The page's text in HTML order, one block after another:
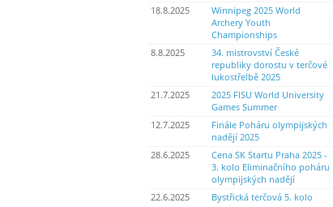
18.8.2025
Winnipeg 2025 World
Archery Youth
Championships
8.8.2025
34. mistrovství České
republiky dorostu v terčové
lukostřelbě 2025
21.7.2025
2025 FISU World University
Games Summer
12.7.2025
Finále Poháru olympijských
nadějí 2025
28.6.2025
Cena SK Startu Praha 2025 -
3. kolo Eliminačního poháru
olympijských nadějí
22.6.2025 Bystřická terčová 5. kolo